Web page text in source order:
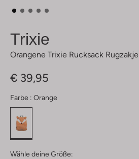
Trixie
Orangene Trixie Rucksack Rugzakje
€ 39,95
Farbe : Orange
Wähle deine Größe: